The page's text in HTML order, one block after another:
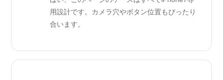
用設計です。カメラ穴やボタン位置もぴったり
合います。